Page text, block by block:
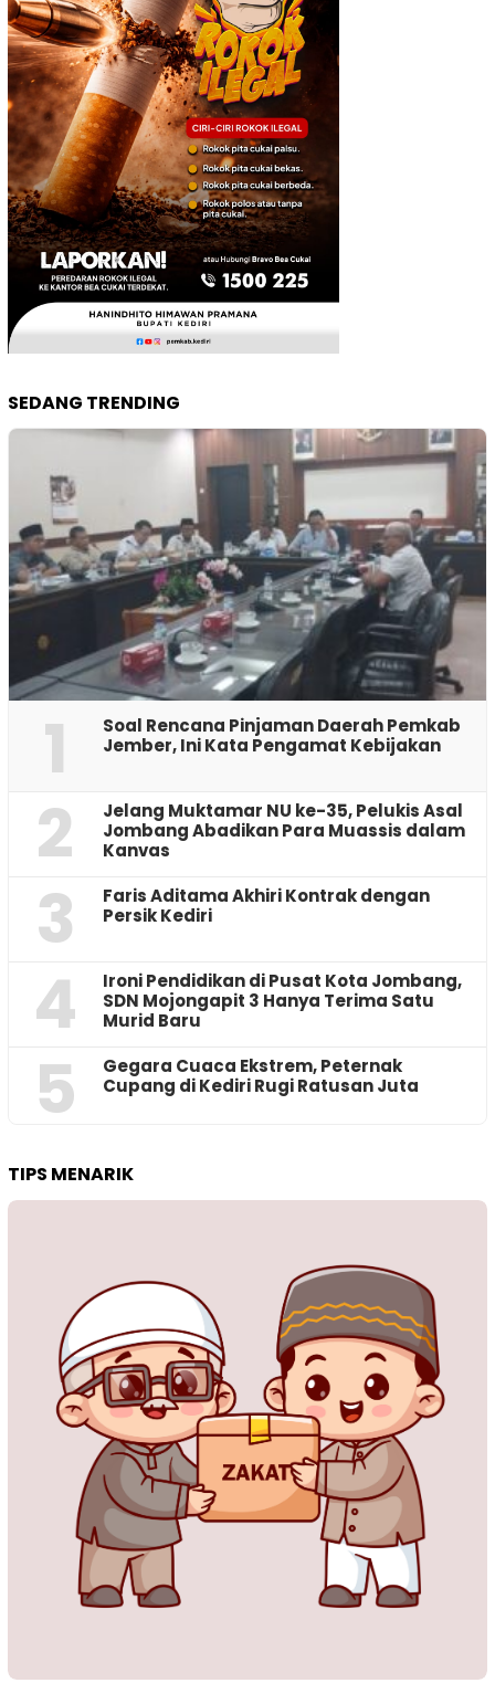
SEDANG TRENDING
1
‎Soal Rencana Pinjaman Daerah Pemkab
Jember, Ini Kata Pengamat Kebijakan ‎
2
Jelang Muktamar NU ke-35, Pelukis Asal
Jombang Abadikan Para Muassis dalam
Kanvas
3
Faris Aditama Akhiri Kontrak dengan
Persik Kediri
4
Ironi Pendidikan di Pusat Kota Jombang,
SDN Mojongapit 3 Hanya Terima Satu
Murid Baru
5
‎Gegara Cuaca Ekstrem, Peternak
Cupang di Kediri Rugi Ratusan Juta
TIPS MENARIK